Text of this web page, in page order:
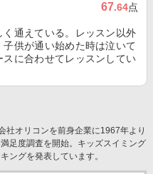
67.64点
通えている。レッスン以外
供が通い始めた時は泣いて
に合わせてレッスンしてい
社オリコンを前身企業に1967年より
足度調査を開始。キッズスイミング
ングを発表しています。